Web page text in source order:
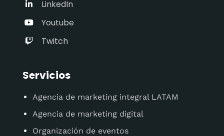
LinkedIn
Youtube
Twitch
Servicios
Agencia de marketing integral LATAM
Agencia de marketing digital
Organización de eventos